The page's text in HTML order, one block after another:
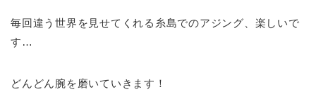
毎回違う世界を見せてくれる糸島でのアジング、楽しいで
す…
どんどん腕を磨いていきます！